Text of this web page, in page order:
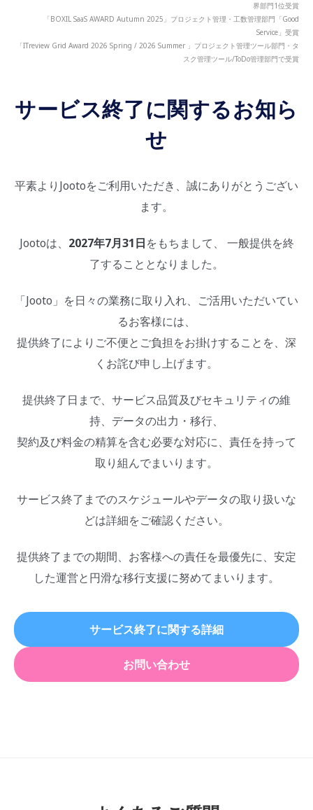
界部門1位受賞
「BOXIL SaaS AWARD Autumn 2025」プロジェクト管理・工数管理部門「Good
Service」受賞
「ITreview Grid Award 2026 Spring / 2026 Summer 」プロジェクト管理ツール部門・タ
スク管理ツール/ToDo管理部門で受賞
サービス終了に関するお知ら
せ
平素よりJootoをご利用いただき、誠にありがとうござい
ます。
Jootoは、 2027年7月31日をもちまして、 一般提供を終
了することとなりました。
「Jooto」を日々の業務に取り入れ、ご活用いただいてい
るお客様には、
提供終了によりご不便とご負担をお掛けすることを、深
くお詫び申し上げます。
提供終了日まで、サービス品質及びセキュリティの維
持、データの出力・移行、
契約及び料金の精算を含む必要な対応に、責任を持って
取り組んでまいります。
サービス終了までのスケジュールやデータの取り扱いな
どは詳細をご確認ください。
提供終了までの期間、お客様への責任を最優先に、安定
した運営と円滑な移行支援に努めてまいります。
サービス終了に関する詳細
お問い合わせ